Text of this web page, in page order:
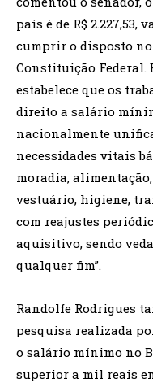
país é de R$
cumprir o disposto
Constituição
estabelece que os
direito a salário
nacionalmente
necessidades vitais
moradia, alimentação,
vestuário, higiene,
com reajustes
aquisitivo, sendo
qualquer fim”.
Randolfe Rodrigues
pesquisa realizada
o salário mínimo no
superior a mil reais